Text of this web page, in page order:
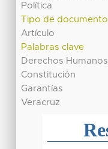
Política
Tipo de documento
Artículo
Palabras clave
Derechos Humanos
Constitución
Garantías
Veracruz